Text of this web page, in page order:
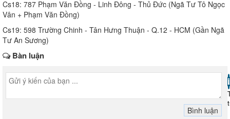
Cs18: 787 Phạm Văn Đồng - Linh Đông - Thủ Đức (Ngã Tư Tô Ngọc
Vân + Phạm Văn Đồng)
Cs19: 598 Trường Chinh - Tân Hưng Thuận - Q.12 - HCM (Gần Ngã
Tư An Sương)
Bàn luận